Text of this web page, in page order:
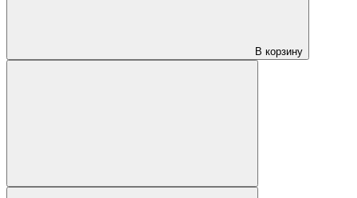
В корзину